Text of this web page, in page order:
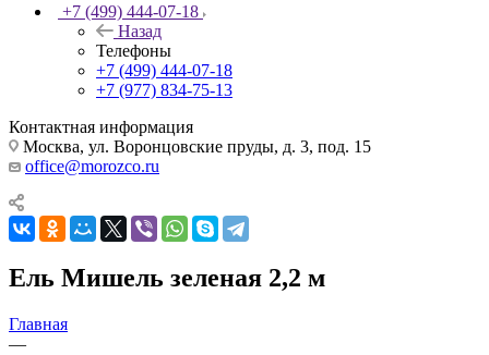
+7 (499) 444-07-18
Назад
Телефоны
+7 (499) 444-07-18
+7 (977) 834-75-13
Контактная информация
Москва, ул. Воронцовские пруды, д. 3, под. 15
office@morozco.ru
Ель Мишель зеленая 2,2 м
Главная
—